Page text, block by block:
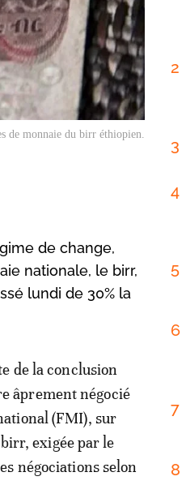
de monnaie du birr éthiopien.
de change,
nationale, le birr,
lundi de 30% la
de la conclusion
âprement négocié
(FMI), sur
exigée par le
négociations selon
2
3
4
5
6
7
8